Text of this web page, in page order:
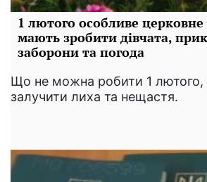
1 лютого особливе
мають зробити дівчата,
заборони та погода
Що не можна робити 1
залучити лиха та нещастя.